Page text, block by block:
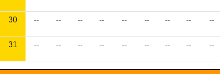
30 -- -- -- -- -- -- -- -- --
31 -- -- -- -- -- -- -- -- --